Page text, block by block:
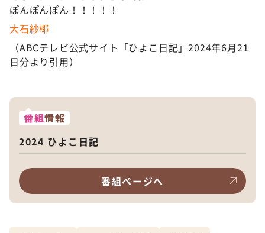
ぽんぽんぽん！！！！！
大石紗椰
（ABCテレビ公式サイト「ひよこ日記」2024年6月21
日分より引用）
番組情報
2024 ひよこ日記
番組ページへ